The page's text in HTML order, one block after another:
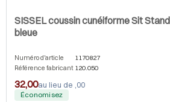
SISSEL coussin cunéiforme Sit
bleue
Numéro d'article
1170827
Référence fabricant 120.050
32,00au lieu de ,00
Économisez